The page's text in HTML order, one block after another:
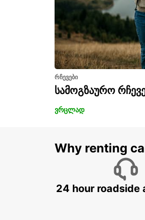
რჩევები
სამოგზაურო
ვრცლად
Why renting
24 hour roadside